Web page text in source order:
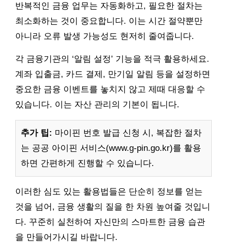
반복적인 금융 업무는 자동화하고, 필요한 절차는
최소화하는 것이 중요합니다. 이는 시간 절약뿐만
아니라 오류 발생 가능성도 현저히 줄여줍니다.
각 금융기관의 ‘알림 설정’ 기능을 적극 활용하세요.
계좌 입출금, 카드 결제, 만기일 알림 등을 설정하면
중요한 금융 이벤트를 놓치지 않고 제때 대응할 수
있습니다. 이는 자산 관리의 기본이 됩니다.
추가 팁: 마이핀 번호 발급 신청 시, 복잡한 절차
는 공공 아이핀 서비스(www.g-pin.go.kr)를 활용
하면 간편하게 진행할 수 있습니다.
이러한 심도 있는 활용법들은 단순히 정보를 얻는
것을 넘어, 금융 생활의 질을 한 차원 높여줄 것입니
다. 꾸준히 실천하여 자신만의 스마트한 금융 습관
을 만들어가시길 바랍니다.